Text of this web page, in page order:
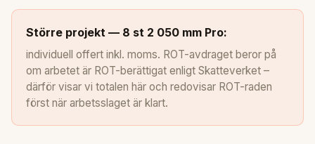
Större projekt — 8 st 2 050 mm Pro:
individuell offert inkl. moms. ROT-avdraget beror på
om arbetet är ROT-berättigat enligt Skatteverket –
därför visar vi totalen här och redovisar ROT-raden
först när arbetsslaget är klart.